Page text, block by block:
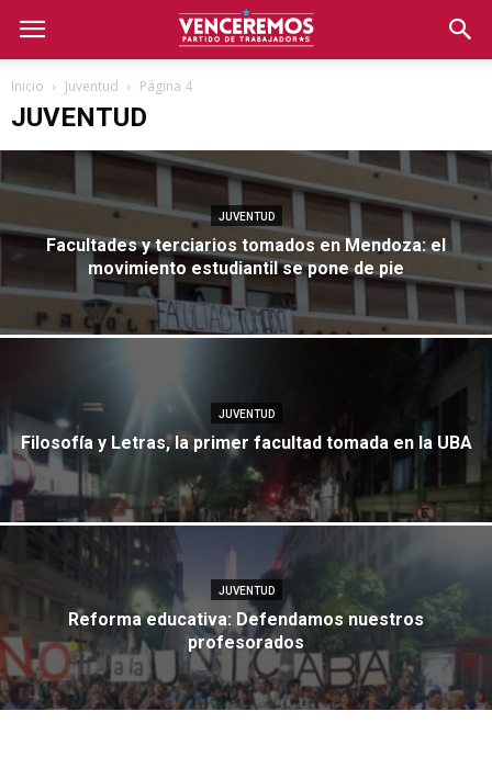
Inicio Juventud Página 4
JUVENTUD
JUVENTUD
Facultades y terciarios tomados en Mendoza: el
movimiento estudiantil se pone de pie
JUVENTUD
Filosofía y Letras, la primer facultad tomada en la UBA
JUVENTUD
Reforma educativa: Defendamos nuestros
profesorados